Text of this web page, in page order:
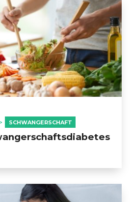
SCHWANGERSCHAFT